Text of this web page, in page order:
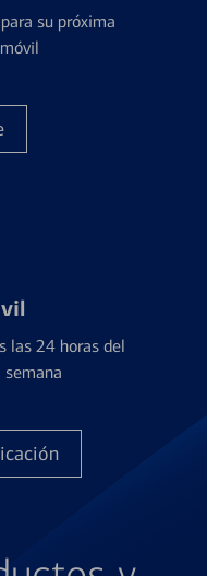
su próxima
las 24 horas del